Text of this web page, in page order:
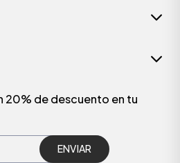
20% de descuento en tu
ENVIAR